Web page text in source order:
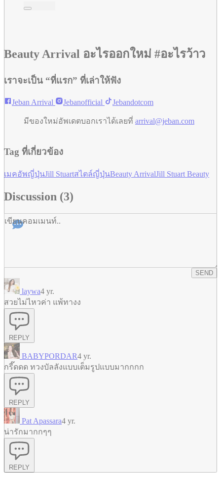
Beauty Arrival อะไรออกใหม่ #อะไรว้าว
เราจะเป็น “ที่แรก” ที่เล่าให้ฟัง
Jeban Arrival Jebanofficial Jebandotcom
มีของใหม่อัพเดตบอกเราได้เลยที่ arrival@jeban.com
Tag ที่เกี่ยวข้อง
เมคอัพญี่ปุ่นJill Stuartสไตล์ญี่ปุ่นBeauty ArrivalJill Stuart Beauty
Discussion (3)
SEND
laywa4 yr.
สวยไม่ไหวค่า แพ้ทางง
REPLY
BABYPORDAR4 yr.
กรี๊ดดด ทวงบัลลังแบบเต็มรูปแบบมากกกก
REPLY
Pat Apassara4 yr.
น่ารักมากกๆๆ
REPLY